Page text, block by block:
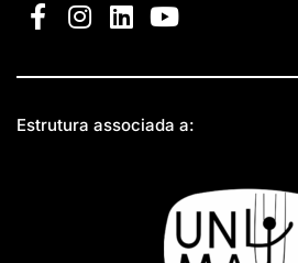
Estrutura associada a: